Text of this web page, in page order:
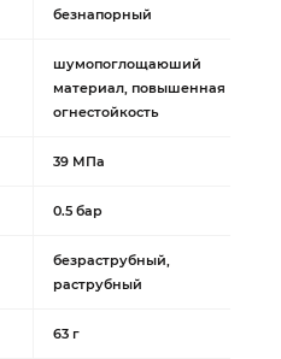
безнапорный
шумопоглощаюший
материал, повышенная
огнестойкость
39 МПа
0.5 бар
безраструбный,
раструбный
63 г